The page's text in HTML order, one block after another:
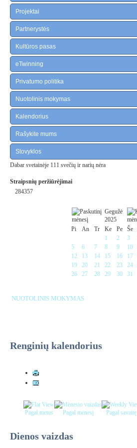
Projektai
Partnerystės
Kultūros pasas
eTwinning
Privatumo politika
Nuotolinis mokymas
Kalendorius
Rašykite mums
Stovyklos
Dabar svetainėje 111 svečių ir narių nėra
Straipsnių peržiūrėjimai
284357
Gegužė
2025
Pi
An Tr Ke Pe Še
1
2 3
5
6 7 8 9 10
12
13 14 15 16 17
19
20 21 22 23 24
26
27 28 29 30 31
NUOTOLINIS MOKYMAS
Renginių kalendorius
Pagal metus Pagal mėnesį Pagal savaitę
Dienos vaizdas